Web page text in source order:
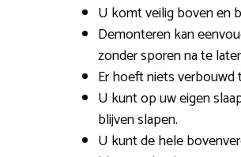
U komt veilig boven en
Demonteren kan
zonder sporen na te
Er hoeft niets verbouwd
U kunt op uw eigen
blijven slapen.
U kunt de hele